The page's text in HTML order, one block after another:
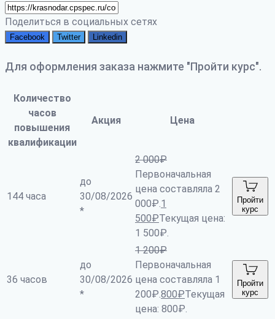
Поделиться в социальных сетях
Facebook Twitter Linkedin
Для оформления заказа нажмите "Пройти курс".
Количество
часов
повышения
квалификации
Акция Цена
144 часа
до
30/08/2026
*
2 000₽
Первоначальная
цена составляла 2
000₽.1
500₽Текущая цена:
1 500₽.
Пройти
курс
36 часов
до
30/08/2026
*
1 200₽
Первоначальная
цена составляла 1
200₽.800₽Текущая
цена: 800₽.
Пройти
курс